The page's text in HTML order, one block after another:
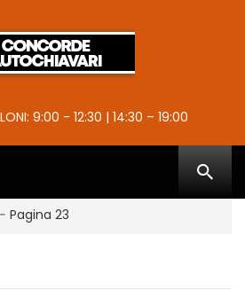
9:00 - 12:30 | 14:30 – 19:00
- Pagina 23